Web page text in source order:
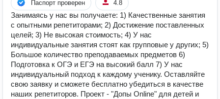
Паспорт проверен 4.8
Занимаясь у нас вы получаете: 1) Качественные занятия
с опытными репетиторами; 2) Достижение поставленных
целей; 3) Не высокая стоимость; 4) У нас
индивидуальные занятия стоят как групповые у других; 5)
Большое количество преподаваемых предметов 6)
Подготовка к ОГЭ и ЕГЭ на высокий балл 7) У нас
индивидуальный подход к каждому ученику. Оставляйте
свою заявку и сможете бесплатно убедиться в качестве
наших репетиторов. Проект - "Допы Online" для детей и